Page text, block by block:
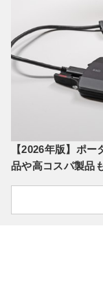
【2026年版】ポ
品や高コスパ製品